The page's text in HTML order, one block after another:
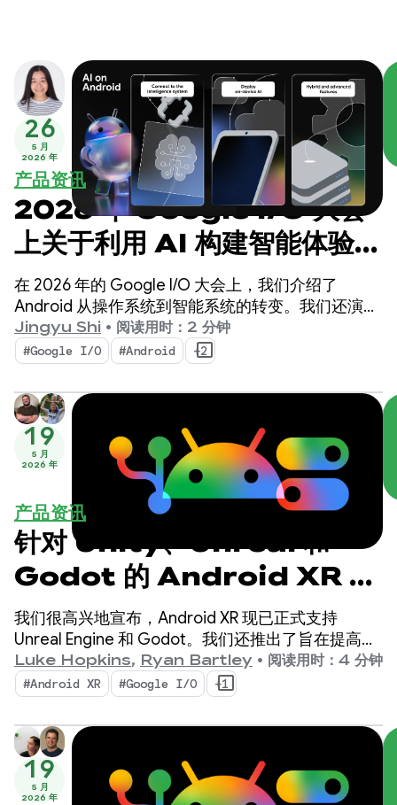
26
5 月
2026 年
产品资讯
2026 年 Google I/O 大会
上关于利用 AI 构建智能体验的
Android 最新动态
在 2026 年的 Google I/O 大会上，我们介绍了
Android 从操作系统到智能系统的转变。我们还演示
了如何使用系统原生构建智能体验，以及如何将
Google AI 的强大功能融入您的应用中。
Jingyu Shi • 阅读用时：2 分钟
#Google I/O #Android +2
19
5 月
2026 年
产品资讯
针对 Unity、Unreal 和
Godot 的 Android XR 更
新
我们很高兴地宣布，Android XR 现已正式支持
Unreal Engine 和 Godot。我们还推出了旨在提高您
的工作效率并实现全新 XR 功能的新工具：Android
XR Engine Hub 和 Android XR Interaction
Framework。
Luke Hopkins, Ryan Bartley • 阅读用时：4 分钟
#Android XR #Google I/O +1
19
5 月
2026 年